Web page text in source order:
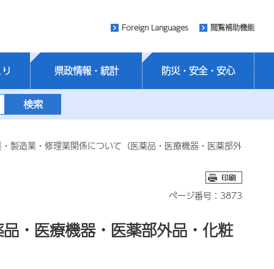
Foreign Languages 閲覧補助機能
県政情報・統計 防災・安全・安心
製造業・修理業関係について（医薬品・医療機器・医薬部外
ページ番号：3873
・医療機器・医薬部外品・化粧